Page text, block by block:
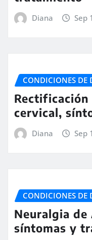
Diana Sep
CONDICIONES DE
cervical,
Diana Sep
CONDICIONES DE
Neuralgia de
síntomas y